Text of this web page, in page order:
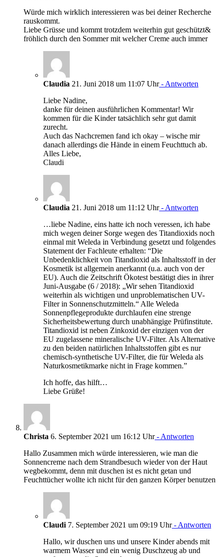
Würde mich wirklich interessieren was bei deiner Recherche
rauskommt.
Liebe Grüsse und kommt trotzdem weiterhin gut geschützt&
fröhlich durch den Sommer mit welcher Creme auch immer
Claudia 21. Juni 2018 um 11:07 Uhr- Antworten
Liebe Nadine,
danke für deinen ausführlichen Kommentar! Wir
kommen für die Kinder tatsächlich sehr gut damit
zurecht.
Auch das Nachcremen fand ich okay – wische mir
danach allerdings die Hände in einem Feuchttuch ab.
Alles Liebe,
Claudi
Claudia 21. Juni 2018 um 11:12 Uhr- Antworten
…liebe Nadine, eins hatte ich noch veressen, ich habe
mich wegen deiner Sorge wegen des Titandioxids noch
einmal mit Weleda in Verbindung gesetzt und folgendes
Statement der Fachleute erhalten: “Die
Unbedenklichkeit von Titandioxid als Inhaltsstoff in der
Kosmetik ist allgemein anerkannt (u.a. auch von der
EU). Auch die Zeitschrift Ökotest bestätigt dies in ihrer
Juni-Ausgabe (6 / 2018): „Wir sehen Titandioxid
weiterhin als wichtigen und unproblematischen UV-
Filter in Sonnenschutzmitteln.“ Alle Weleda
Sonnenpflegeprodukte durchlaufen eine strenge
Sicherheitsbewertung durch unabhängige Prüfinstitute.
Titandioxid ist neben Zinkoxid der einzigen von der
EU zugelassene mineralische UV-Filter. Als Alternative
zu den beiden natürlichen Inhaltsstoffen gibt es nur
chemisch-synthetische UV-Filter, die für Weleda als
Naturkosmetikmarke nicht in Frage kommen.”
Ich hoffe, das hilft…
Liebe Grüße!
Christa 6. September 2021 um 16:12 Uhr- Antworten
Hallo Zusammen mich würde interessieren, wie man die
Sonnencreme nach dem Strandbesuch wieder von der Haut
wegbekommt, denn mit duschen ist es nicht getan und
Feuchttücher wollte ich nicht für den ganzen Körper benutzen
Claudi 7. September 2021 um 09:19 Uhr- Antworten
Hallo, wir duschen uns und unsere Kinder abends mit
warmem Wasser und ein wenig Duschzeug ab und